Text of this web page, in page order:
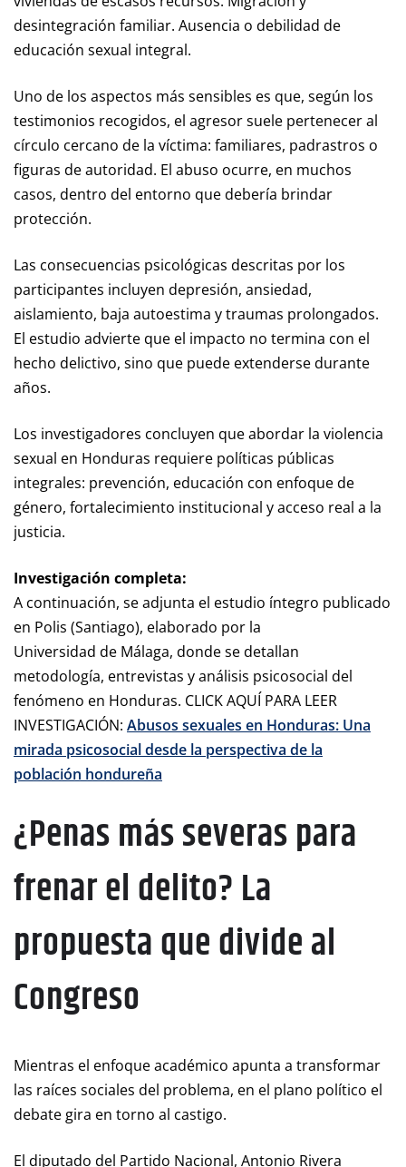
desintegración familiar. Ausencia o debilidad de
educación sexual integral.
Uno de los aspectos más sensibles es que, según los
testimonios recogidos, el agresor suele pertenecer al
círculo cercano de la víctima: familiares, padrastros o
figuras de autoridad. El abuso ocurre, en muchos
casos, dentro del entorno que debería brindar
protección.
Las consecuencias psicológicas descritas por los
participantes incluyen depresión, ansiedad,
aislamiento, baja autoestima y traumas prolongados.
El estudio advierte que el impacto no termina con el
hecho delictivo, sino que puede extenderse durante
años.
Los investigadores concluyen que abordar la violencia
sexual en Honduras requiere políticas públicas
integrales: prevención, educación con enfoque de
género, fortalecimiento institucional y acceso real a la
justicia.
Investigación completa:
A continuación, se adjunta el estudio íntegro publicado
en Polis (Santiago), elaborado por la
Universidad de Málaga, donde se detallan
metodología, entrevistas y análisis psicosocial del
fenómeno en Honduras. CLICK AQUÍ PARA LEER
INVESTIGACIÓN: Abusos sexuales en Honduras: Una
mirada psicosocial desde la perspectiva de la
población hondureña
¿Penas más severas para
frenar el delito? La
propuesta que divide al
Congreso
Mientras el enfoque académico apunta a transformar
las raíces sociales del problema, en el plano político el
debate gira en torno al castigo.
El diputado del Partido Nacional, Antonio Rivera